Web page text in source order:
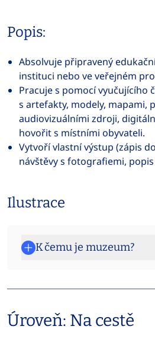
Popis:
Absolvuje připravený
instituci nebo ve veřejném
Pracuje s pomocí vyučujícího
s artefakty, modely, mapami,
audiovizuálními zdroji,
hovořit s místními obyvateli.
Vytvoří vlastní výstup (zápis
návštěvy s fotografiemi,
Ilustrace
K čemu je muzeum?
Úroveň: Na cestě